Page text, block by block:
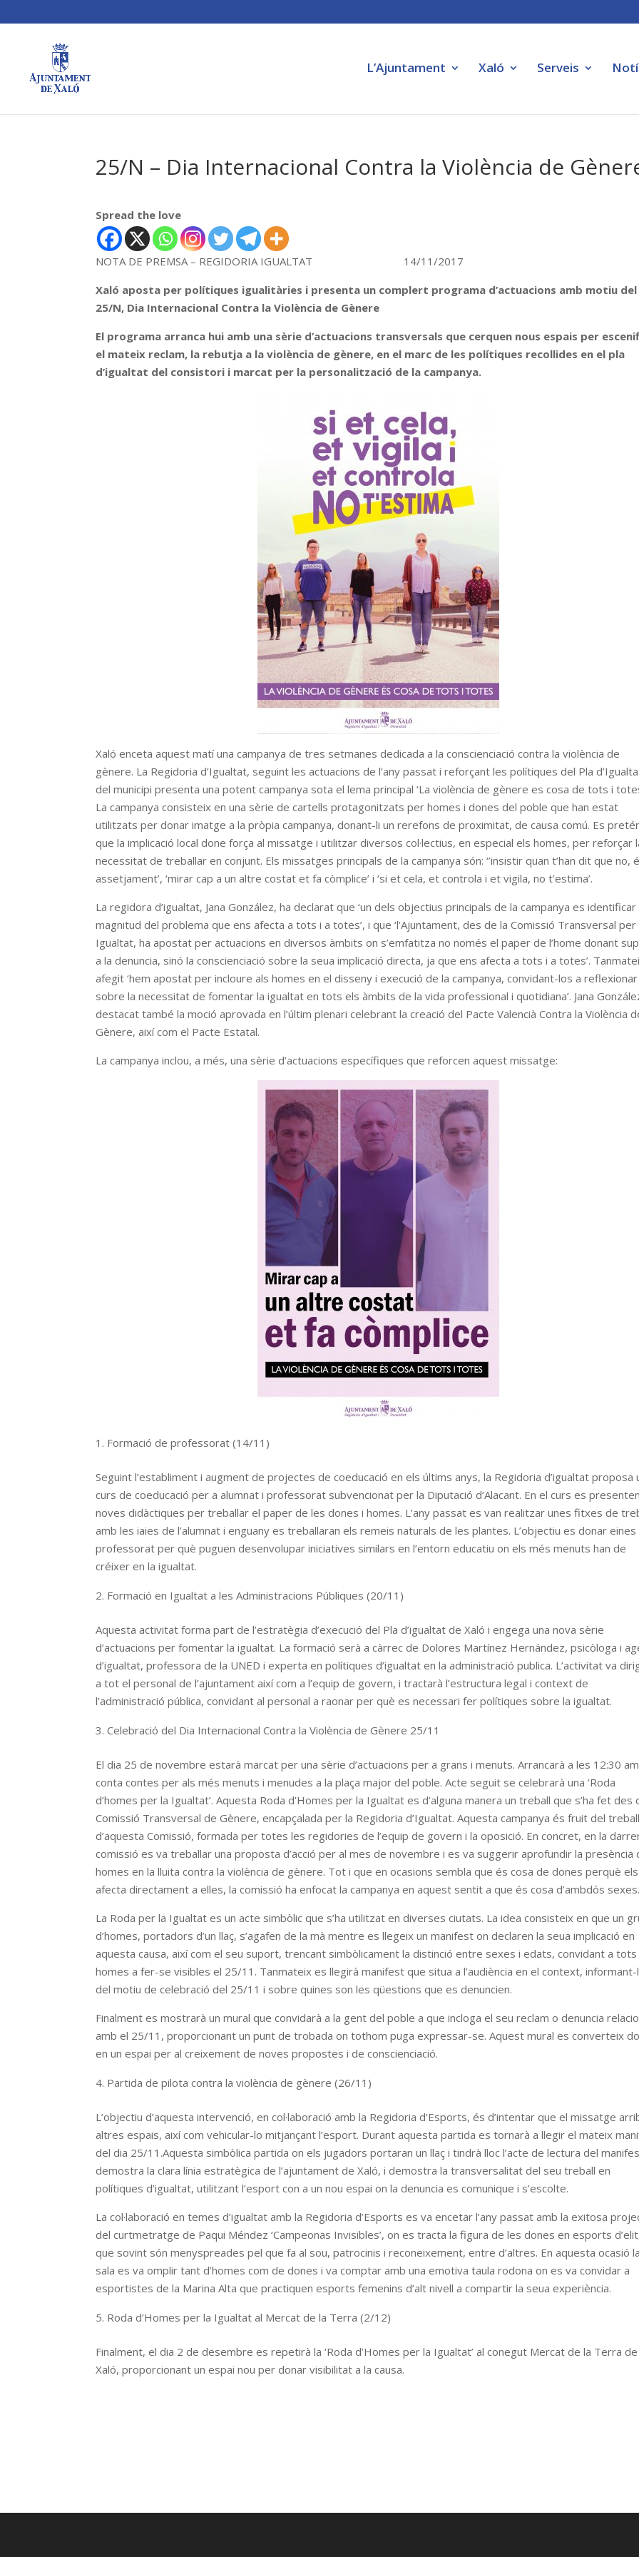
L’Ajuntament Xaló Serveis
25/N – Dia Internacional Contra la Violència de
Spread the love
NOTA DE PREMSA – REGIDORIA IGUALTAT 14/11/2017
Xaló aposta per polítiques igualitàries i presenta un complert programa d’actuacions amb motiu del
25/N, Dia Internacional Contra la Violència de Gènere
El programa arranca hui amb una sèrie d’actuacions transversals que cerquen nous espais per
el mateix reclam, la rebutja a la violència de gènere, en el marc de les polítiques recollides en el pla
d’igualtat del consistori i marcat per la personalització de la campanya.
Xaló enceta aquest matí una campanya de tres setmanes dedicada a la conscienciació contra la violència de
gènere. La Regidoria d’Igualtat, seguint les actuacions de l’any passat i reforçant les polítiques del Pla
del municipi presenta una potent campanya sota el lema principal ‘La violència de gènere es cosa de tots i
La campanya consisteix en una sèrie de cartells protagonitzats per homes i dones del poble que han estat
utilitzats per donar imatge a la pròpia campanya, donant-li un rerefons de proximitat, de causa comú. Es
que la implicació local done força al missatge i utilitzar diversos col·lectius, en especial els homes, per reforçar
necessitat de treballar en conjunt. Els missatges principals de la campanya són: ‘’insistir quan t’han dit que no,
assetjament’, ‘mirar cap a un altre costat et fa còmplice’ i ‘si et cela, et controla i et vigila, no t’estima’.
La regidora d’igualtat, Jana González, ha declarat que ‘un dels objectius principals de la campanya es identificar
magnitud del problema que ens afecta a tots i a totes’, i que ‘l’Ajuntament, des de la Comissió Transversal per
Igualtat, ha apostat per actuacions en diversos àmbits on s’emfatitza no només el paper de l’home donant
a la denuncia, sinó la conscienciació sobre la seua implicació directa, ja que ens afecta a tots i a totes’.
afegit ‘hem apostat per incloure als homes en el disseny i execució de la campanya, convidant-los a reflexionar
sobre la necessitat de fomentar la igualtat en tots els àmbits de la vida professional i quotidiana’. Jana
destacat també la moció aprovada en l’últim plenari celebrant la creació del Pacte Valencià Contra la Violència
Gènere, així com el Pacte Estatal.
La campanya inclou, a més, una sèrie d’actuacions específiques que reforcen aquest missatge:
Formació de professorat (14/11)
Seguint l’establiment i augment de projectes de coeducació en els últims anys, la Regidoria d’igualtat proposa
curs de coeducació per a alumnat i professorat subvencionat per la Diputació d’Alacant. En el curs es
noves didàctiques per treballar el paper de les dones i homes. L’any passat es van realitzar unes fitxes de
amb les iaies de l’alumnat i enguany es treballaran els remeis naturals de les plantes. L’objectiu es donar eines
professorat per què puguen desenvolupar iniciatives similars en l’entorn educatiu on els més menuts han de
créixer en la igualtat.
Formació en Igualtat a les Administracions Públiques (20/11)
Aquesta activitat forma part de l’estratègia d’execució del Pla d’igualtat de Xaló i engega una nova sèrie
d’actuacions per fomentar la igualtat. La formació serà a càrrec de Dolores Martínez Hernández, psicòloga i
d’igualtat, professora de la UNED i experta en polítiques d’igualtat en la administració publica. L’activitat va
a tot el personal de l’ajuntament així com a l’equip de govern, i tractarà l’estructura legal i context de
l’administració pública, convidant al personal a raonar per què es necessari fer polítiques sobre la igualtat.
Celebració del Dia Internacional Contra la Violència de Gènere 25/11
El dia 25 de novembre estarà marcat per una sèrie d’actuacions per a grans i menuts. Arrancarà a les 12:30
conta contes per als més menuts i menudes a la plaça major del poble. Acte seguit se celebrarà una ‘Roda
d’homes per la Igualtat’. Aquesta Roda d’Homes per la Igualtat es d’alguna manera un treball que s’ha fet des
Comissió Transversal de Gènere, encapçalada per la Regidoria d’Igualtat. Aquesta campanya és fruit del
d’aquesta Comissió, formada per totes les regidories de l’equip de govern i la oposició. En concret, en la
comissió es va treballar una proposta d’acció per al mes de novembre i es va suggerir aprofundir la presència
homes en la lluita contra la violència de gènere. Tot i que en ocasions sembla que és cosa de dones perquè els
afecta directament a elles, la comissió ha enfocat la campanya en aquest sentit a que és cosa d’ambdós
La Roda per la Igualtat es un acte simbòlic que s’ha utilitzat en diverses ciutats. La idea consisteix en que un
d’homes, portadors d’un llaç, s’agafen de la mà mentre es llegeix un manifest on declaren la seua implicació en
aquesta causa, així com el seu suport, trencant simbòlicament la distinció entre sexes i edats, convidant a
homes a fer-se visibles el 25/11. Tanmateix es llegirà manifest que situa a l’audiència en el context,
del motiu de celebració del 25/11 i sobre quines son les qüestions que es denuncien.
Finalment es mostrarà un mural que convidarà a la gent del poble a que incloga el seu reclam o denuncia
amb el 25/11, proporcionant un punt de trobada on tothom puga expressar-se. Aquest mural es converteix
en un espai per al creixement de noves propostes i de conscienciació.
Partida de pilota contra la violència de gènere (26/11)
L’objectiu d’aquesta intervenció, en col·laboració amb la Regidoria d’Esports, és d’intentar que el missatge
altres espais, així com vehicular-lo mitjançant l’esport. Durant aquesta partida es tornarà a llegir el mateix
del dia 25/11.Aquesta simbòlica partida on els jugadors portaran un llaç i tindrà lloc l’acte de lectura del
demostra la clara línia estratègica de l’ajuntament de Xaló, i demostra la transversalitat del seu treball en
polítiques d’igualtat, utilitzant l’esport con a un nou espai on la denuncia es comunique i s’escolte.
La col·laboració en temes d’igualtat amb la Regidoria d’Esports es va encetar l’any passat amb la exitosa
del curtmetratge de Paqui Méndez ‘Campeonas Invisibles’, on es tracta la figura de les dones en esports
que sovint són menyspreades pel que fa al sou, patrocinis i reconeixement, entre d’altres. En aquesta ocasió
sala es va omplir tant d’homes com de dones i va comptar amb una emotiva taula rodona on es va convidar a
esportistes de la Marina Alta que practiquen esports femenins d’alt nivell a compartir la seua experiència.
Roda d’Homes per la Igualtat al Mercat de la Terra (2/12)
Finalment, el dia 2 de desembre es repetirà la ‘Roda d’Homes per la Igualtat’ al conegut Mercat de la Terra de
Xaló, proporcionant un espai nou per donar visibilitat a la causa.